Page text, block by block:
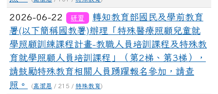
2026-06-22 研習
轉知教育部國民及學前教育
署(以下簡稱國教署)辦理「特殊醫療照顧兒童就
學照顧訓練課程計畫-教職人員培訓課程及特殊教
育就學照顧人員培訓課程」（第2梯、第3梯），
請鼓勵特殊教育相關人員踴躍報名參加，請查
照。
(高潔恩 / 215 / 特殊教育)